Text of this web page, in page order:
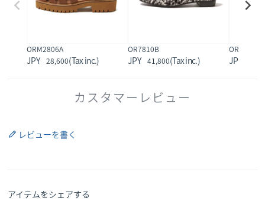
ORM2806A
28,600
OR7810B
41,800
OR2703A
カスタマーレビュー
レビューを書く
アイテムをシェアする